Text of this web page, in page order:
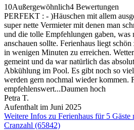
10Außergewöhnlich4 Bewertungen
PERFEKT : - )Häuschen mit allem
super nette Vermieter mit denen man
und die tolle Empfehlungen gaben, was
anschauen sollte. Ferienhaus liegt
in wenigen Minuten zu erreichen.
gemeint und da war natürlich das
Abkühlung im Pool. Es gibt noch so
werden gern nochmal wieder kommen.
empfehlenswert...Daumen hoch
Petra T.
Aufenthalt im Juni 2025
Weitere Infos zu Ferienhaus für 5 Gäste
Cranzahl (65842)